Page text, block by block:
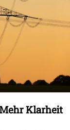
Klarheit